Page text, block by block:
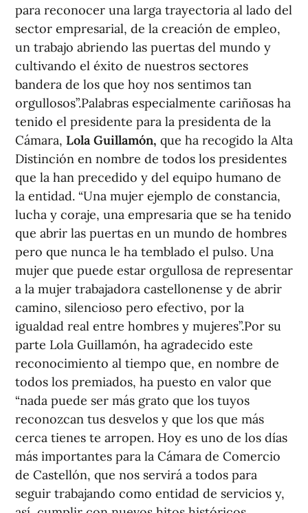
para reconocer una larga trayectoria al lado del
sector empresarial, de la creación de empleo,
un trabajo abriendo las puertas del mundo y
cultivando el éxito de nuestros sectores
bandera de los que hoy nos sentimos tan
orgullosos”.Palabras especialmente cariñosas ha
tenido el presidente para la presidenta de la
Cámara, Lola Guillamón, que ha recogido la Alta
Distinción en nombre de todos los presidentes
que la han precedido y del equipo humano de
la entidad. “Una mujer ejemplo de constancia,
lucha y coraje, una empresaria que se ha tenido
que abrir las puertas en un mundo de hombres
pero que nunca le ha temblado el pulso. Una
mujer que puede estar orgullosa de representar
a la mujer trabajadora castellonense y de abrir
camino, silencioso pero efectivo, por la
igualdad real entre hombres y mujeres”.Por su
parte Lola Guillamón, ha agradecido este
reconocimiento al tiempo que, en nombre de
todos los premiados, ha puesto en valor que
“nada puede ser más grato que los tuyos
reconozcan tus desvelos y que los que más
cerca tienes te arropen. Hoy es uno de los días
más importantes para la Cámara de Comercio
de Castellón, que nos servirá a todos para
seguir trabajando como entidad de servicios y,